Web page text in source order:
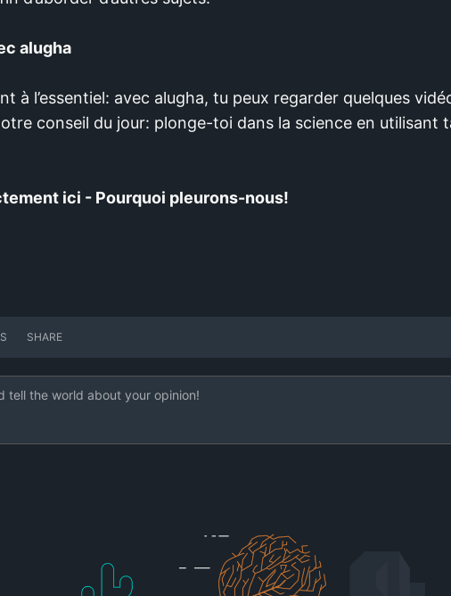
alugha
à l’essentiel: avec alugha, tu peux regarder quelques
conseil du jour: plonge-toi dans la science en utilisant
ici - Pourquoi pleurons-nous!
SHARE